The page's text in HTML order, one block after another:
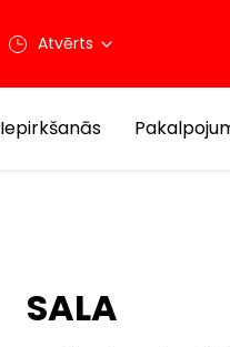
Atvērts
Iepirkšanās
SALA